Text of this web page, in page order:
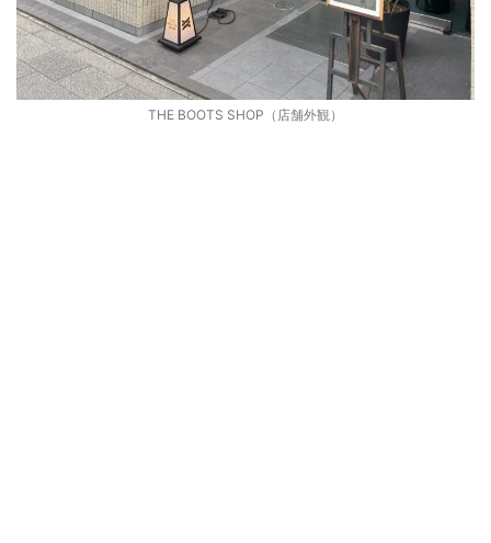
THE BOOTS SHOP（店舗外観）